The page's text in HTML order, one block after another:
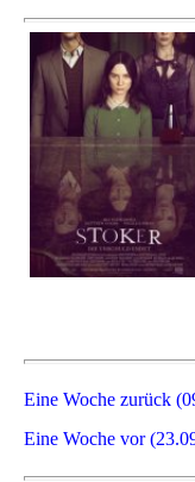
Eine Woche zurück
Eine Woche vor